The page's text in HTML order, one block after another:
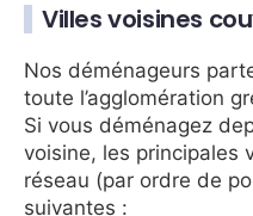
Villes voisines
Nos déménageurs
toute l’agglomération
Si vous déménagez
voisine, les principales
réseau (par ordre de
suivantes :